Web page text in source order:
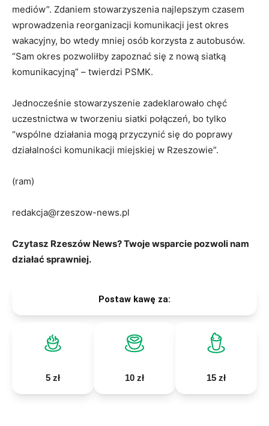
mediów”. Zdaniem stowarzyszenia najlepszym czasem
wprowadzenia reorganizacji komunikacji jest okres
wakacyjny, bo wtedy mniej osób korzysta z autobusów.
“Sam okres pozwoliłby zapoznać się z nową siatką
komunikacyjną” – twierdzi PSMK.
Jednocześnie stowarzyszenie zadeklarowało chęć
uczestnictwa w tworzeniu siatki połączeń, bo tylko
“wspólne działania mogą przyczynić się do poprawy
działalności komunikacji miejskiej w Rzeszowie”.
(ram)
redakcja@rzeszow-news.pl
Czytasz Rzeszów News? Twoje wsparcie pozwoli nam
działać sprawniej.
Postaw kawę za:
5 zł 10 zł 15 zł